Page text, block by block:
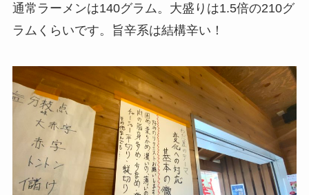
通常ラーメンは140グラム。大盛りは1.5倍の210グ
ラムくらいです。旨辛系は結構辛い！